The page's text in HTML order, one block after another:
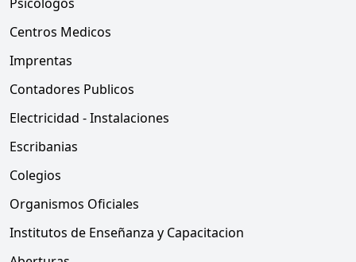
Centros Medicos
Imprentas
Contadores Publicos
Electricidad - Instalaciones
Escribanias
Colegios
Organismos Oficiales
Institutos de Enseñanza y Capacitacion